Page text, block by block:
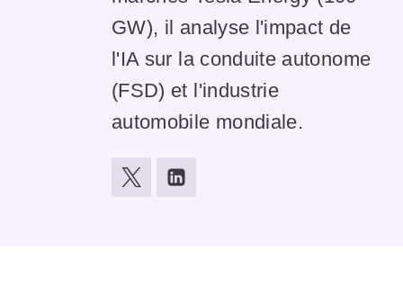
GW), il analyse l'impact de
l'IA sur la conduite autonome
(FSD) et l'industrie
automobile mondiale.